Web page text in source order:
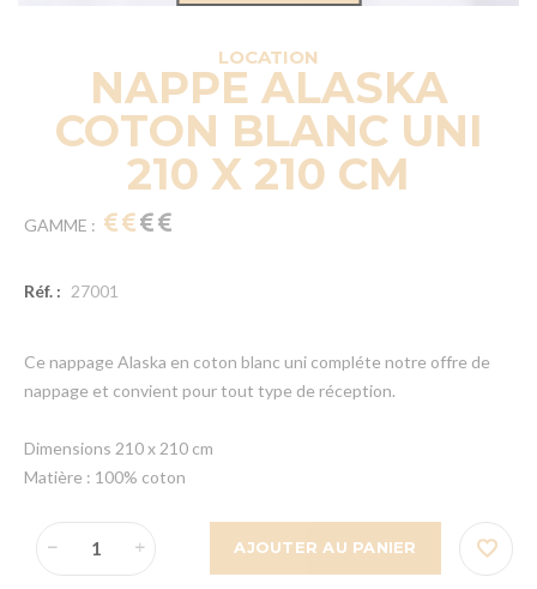
LOCATION
NAPPE ALASKA
COTON BLANC UNI
210 X 210 CM
GAMME :
Réf. : 27001
Ce nappage Alaska en coton blanc uni compléte notre offre de
nappage et convient pour tout type de réception.
Dimensions 210 x 210 cm
Matière : 100% coton
AJOUTER AU PANIER